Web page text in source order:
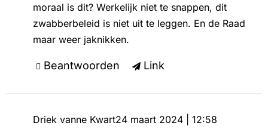
moraal is dit? Werkelijk niet te snappen, dit
zwabberbeleid is niet uit te leggen. En de Raad
maar weer jaknikken.
Beantwoorden Link
Driek vanne Kwart24 maart 2024 | 12:58